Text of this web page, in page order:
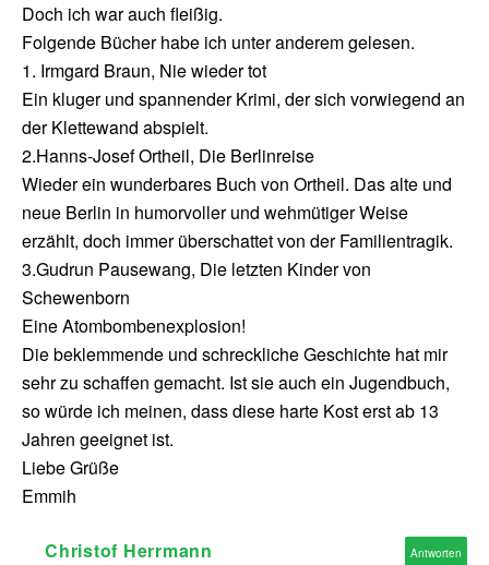
Doch ich war auch fleißig.
Folgende Bücher habe ich unter anderem gelesen.
1. Irmgard Braun, Nie wieder tot
Ein kluger und spannender Krimi, der sich vorwiegend an
der Klettewand abspielt.
2.Hanns-Josef Ortheil, Die Berlinreise
Wieder ein wunderbares Buch von Ortheil. Das alte und
neue Berlin in humorvoller und wehmütiger Weise
erzählt, doch immer überschattet von der Familientragik.
3.Gudrun Pausewang, Die letzten Kinder von
Schewenborn
Eine Atombombenexplosion!
Die beklemmende und schreckliche Geschichte hat mir
sehr zu schaffen gemacht. Ist sie auch ein Jugendbuch,
so würde ich meinen, dass diese harte Kost erst ab 13
Jahren geeignet ist.
Liebe Grüße
Emmih
Christof Herrmann Antworten